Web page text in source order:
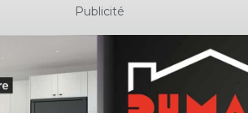
Publicité